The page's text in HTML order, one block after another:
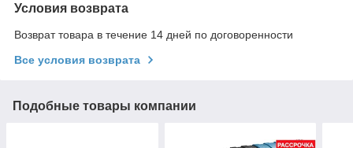
Условия возврата
Возврат товара в течение 14 дней по договоренности
Все условия возврата
Подобные товары компании